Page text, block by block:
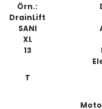
Örn.:
DrainLift
SANI
XL
13
T